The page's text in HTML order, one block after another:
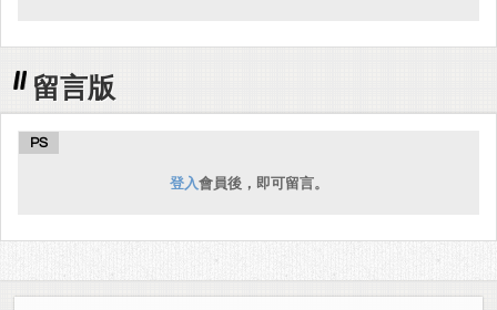
留言版
PS
登入會員後，即可留言。